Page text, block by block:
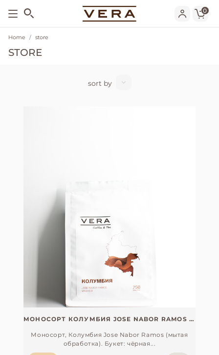
0
Home store
STORE
sort by
МОНОСОРТ КОЛУМБИЯ JOSE NABOR RAMOS (250 ГР)
Моносорт, Колумбия Jose Nabor Ramos (мытая
обработка). Букет: чёрная...